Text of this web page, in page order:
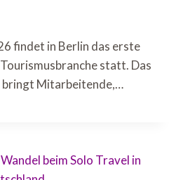
findet in Berlin das erste
statt. Das
Mitarbeitende,…